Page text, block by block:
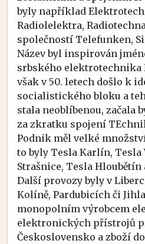
byly například
Radiolelektra,
společností Telefunken,
Název byl inspirován
srbského elektrotechnika
však v 50. letech došlo k
socialistického bloku a
stala neoblíbenou, začala
za zkratku spojení
Podnik měl velké
to byly Tesla Karlín, Tesla
Strašnice, Tesla Hloubětín
Další provozy byly v
Kolíně, Pardubicích či
monopolním výrobcem
elektronických přístrojů
Československo a zboží